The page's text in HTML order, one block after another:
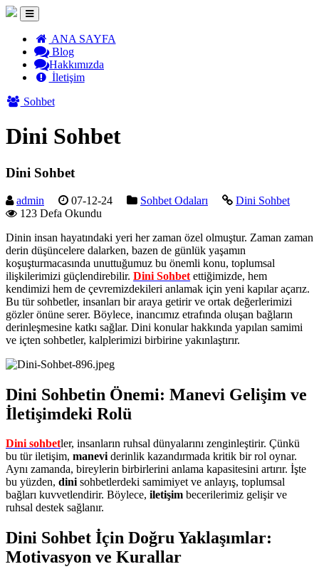
ANA SAYFA
Blog
Hakkımızda
İletişim
Sohbet
Dini Sohbet
Dini Sohbet
admin 07-12-24 Sohbet Odaları
Dini Sohbet
123 Defa Okundu
Dinin insan hayatındaki yeri her zaman özel olmuştur. Zaman zaman
derin düşüncelere dalarken, bazen de günlük yaşamın
koşuşturmacasında unuttuğumuz bu önemli konu, toplumsal
ilişkilerimizi güçlendirebilir. Dini Sohbet ettiğimizde, hem
kendimizi hem de çevremizdekileri anlamak için yeni kapılar açarız.
Bu tür sohbetler, insanları bir araya getirir ve ortak değerlerimizi
gözler önüne serer. Böylece, inancımız etrafında oluşan bağların
derinleşmesine katkı sağlar. Dini konular hakkında yapılan samimi
ve içten sohbetler, kalplerimizi birbirine yakınlaştırır.
Dini Sohbetin Önemi: Manevi Gelişim ve
İletişimdeki Rolü
Dini sohbetler, insanların ruhsal dünyalarını zenginleştirir. Çünkü
bu tür iletişim, maneviderinlik kazandırmada kritik bir rol oynar.
Aynı zamanda, bireylerin birbirlerini anlama kapasitesini artırır. İşte
bu yüzden, dinisohbetlerdeki samimiyet ve anlayış, toplumsal
bağları kuvvetlendirir. Böylece, iletişim becerilerimiz gelişir ve
ruhsal destek sağlanır.
Dini Sohbet İçin Doğru Yaklaşımlar:
Motivasyon ve Kurallar